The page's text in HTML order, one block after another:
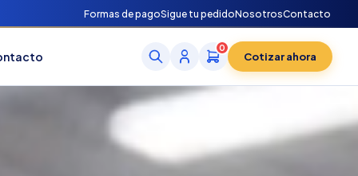
Formas de pagoSigue tu pedidoNosotrosContacto
0
Cotizar ahora